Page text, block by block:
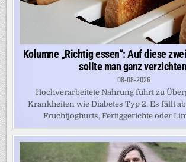
Kolumne „Richtig essen“: Auf diese
sollte man ganz verzichten
08-08-2026
Hochverarbeitete Nahrung führt zu
Krankheiten wie Diabetes Typ 2. Es fällt
Fruchtjoghurts, Fertiggerichte oder